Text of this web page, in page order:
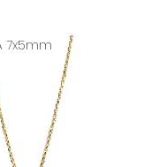
7x5mm